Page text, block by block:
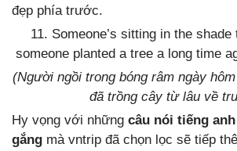
đẹp phía trước.
11. Someone’s sitting in the
someone planted a tree a long time
(Người ngồi trong bóng râm ngày
đã trồng cây từ lâu về
Hy vọng với những câu nói tiếng
gắng mà vntrip đã chọn lọc sẽ tiếp